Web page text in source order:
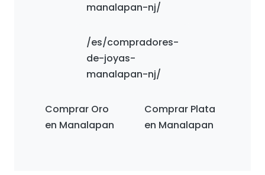
manalapan-nj/
/es/compradores-
de-joyas-
manalapan-nj/
Comprar Oro
en Manalapan
Comprar Plata
en Manalapan